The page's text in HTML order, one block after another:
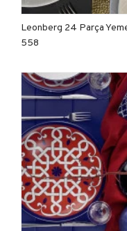
Leonberg 24 Parça
558